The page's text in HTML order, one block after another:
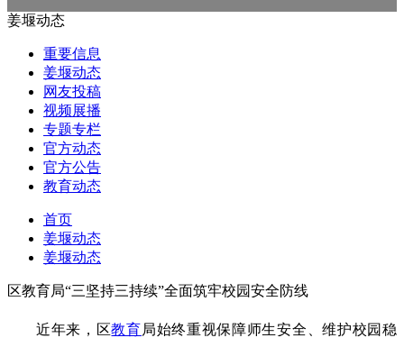
姜堰动态
重要信息
姜堰动态
网友投稿
视频展播
专题专栏
官方动态
官方公告
教育动态
首页
姜堰动态
姜堰动态
区教育局“三坚持三持续”全面筑牢校园安全防线
近年来，区教育局始终重视保障师生安全、维护校园稳